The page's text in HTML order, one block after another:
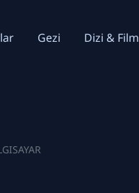
Gezi Dizi & Film